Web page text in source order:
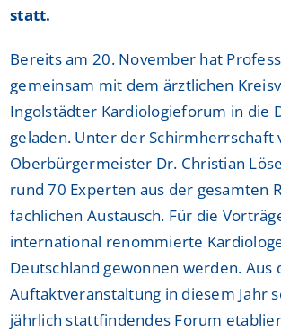
statt.
Bereits am 20. November hat
gemeinsam mit dem ärztlichen
Ingolstädter Kardiologieforum in die
geladen. Unter der Schirmherrschaft
Oberbürgermeister Dr. Christian
rund 70 Experten aus der gesamten
fachlichen Austausch. Für die
international renommierte
Deutschland gewonnen werden. Aus
Auftaktveranstaltung in diesem Jahr
jährlich stattfindendes Forum